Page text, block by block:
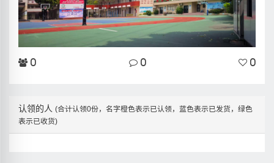
0 0 0
认领的人 (合计认领0份，名字橙色表示已认领，蓝色表示已发货，绿色
表示已收货)